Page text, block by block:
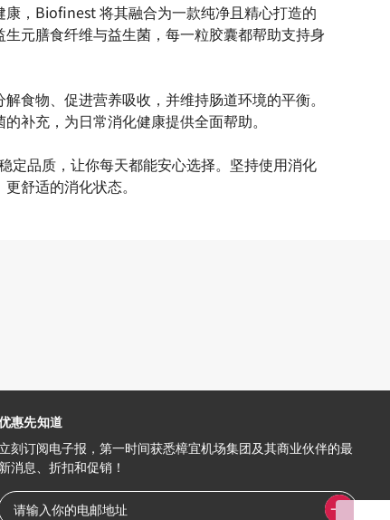
康，Biofinest 将其融合为一款纯净且精心打造的
元膳食纤维与益生菌，每一粒胶囊都帮助支持身
食物、促进营养吸收，并维持肠道环境的平衡。
补充，为日常消化健康提供全面帮助。
定品质，让你每天都能安心选择。坚持使用消化
舒适的消化状态。
惠先知道
立刻订阅电子报，第一时间获悉樟宜机场集团及其商业伙伴的最
新消息、折扣和促销！